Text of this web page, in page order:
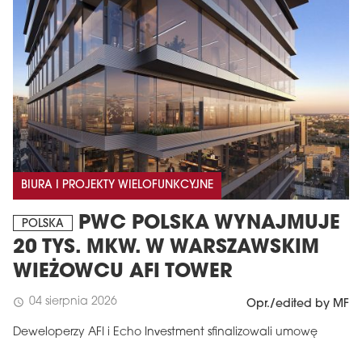
BIURA I PROJEKTY WIELOFUNKCYJNE
POLSKA
PWC POLSKA WYNAJMUJE
20 TYS. MKW. W WARSZAWSKIM
WIEŻOWCU AFI TOWER
schedule 04 sierpnia 2026 Opr./edited by MF
Deweloperzy AFI i Echo Investment sfinalizowali umowę